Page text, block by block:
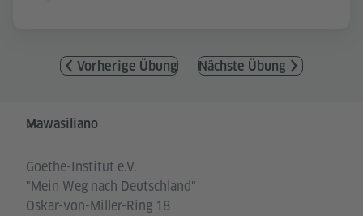
Vorherige Übung Nächste Übung
Service- und Informationsbereich
Mawasiliano
Goethe-Institut e.V.
"Mein Weg nach Deutschland"
Oskar-von-Miller-Ring 18